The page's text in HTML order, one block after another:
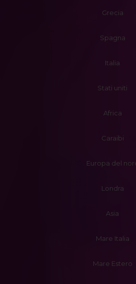
Grecia
Spagna
Italia
Stati uniti
Africa
Caraibi
Europa del
Londra
Asia
Mare Italia
Mare Estero